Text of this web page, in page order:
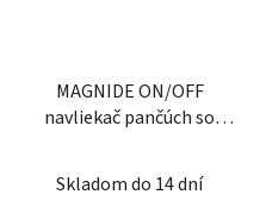
MAGNIDE ON/OFF
navliekač pančúch so
Skladom do 14 dní